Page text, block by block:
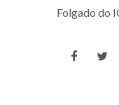
Folgado do